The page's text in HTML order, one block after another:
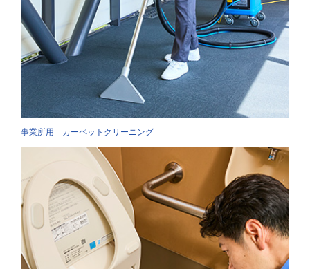
事業所用 カーペットクリーニング